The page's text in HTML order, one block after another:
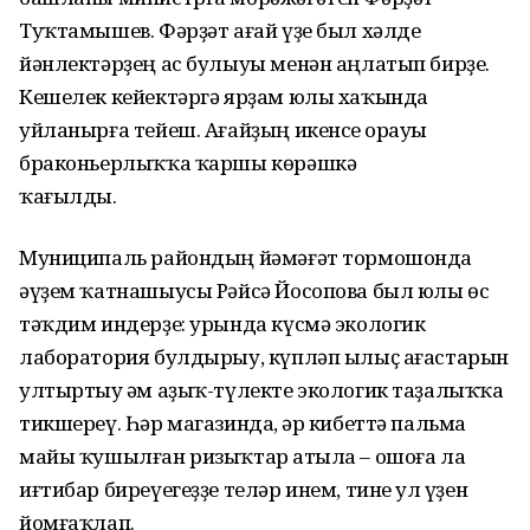
Туҡтамышев. Фәрҙәт ағай үҙе был хәлде
йәнлектәрҙең ас булыуы менән аңлатып бирҙе.
Кешелек кейектәргә ярҙам юлы хаҡында
уйланырға тейеш. Ағайҙың икенсе һорауы
браконьерлыҡҡа ҡаршы көрәшкә
ҡағылды.
Муниципаль райондың йәмәғәт тормошонда
әүҙем ҡатнашыусы Рәйсә Йосопова был юлы өс
тәҡдим индерҙе: урында күсмә экологик
лаборатория булдырыу, күпләп ылыҫ ағастарын
ултыртыу һәм аҙыҡ-түлекте экологик таҙалыҡҡа
тикшереү. Һәр магазинда, һәр кибеттә пальма
майы ҡушылған ризыҡтар һатыла – ошоға ла
иғтибар биреүегеҙҙе теләр инем, тине ул һүҙен
йомғаҡлап.